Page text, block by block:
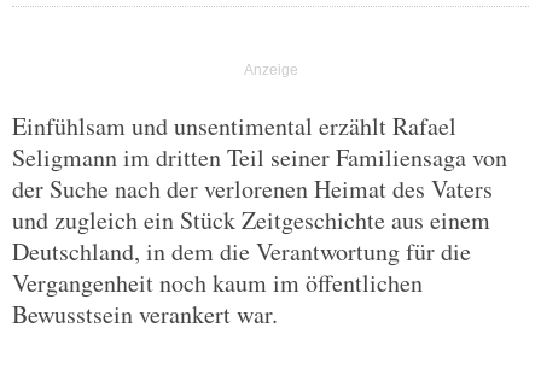
Einfühlsam und unsentimental erzählt Rafael
Seligmann im dritten Teil seiner Familiensaga von
der Suche nach der verlorenen Heimat des Vaters
und zugleich ein Stück Zeitgeschichte aus einem
Deutschland, in dem die Verantwortung für die
Vergangenheit noch kaum im öffentlichen
Bewusstsein verankert war.